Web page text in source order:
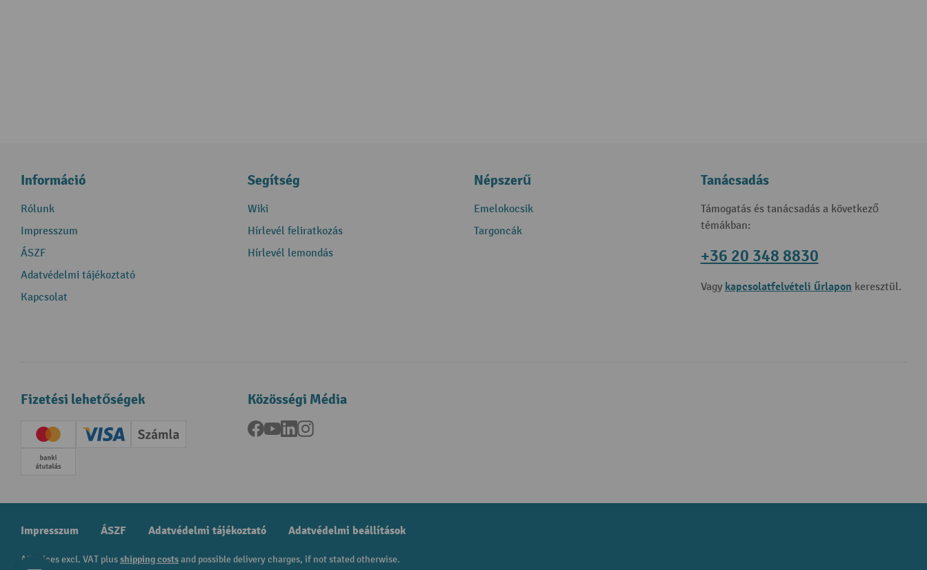
Információ
Rólunk
Impresszum
ÁSZF
Adatvédelmi tájékoztató
Kapcsolat
Segítség
Wiki
Hírlevél feliratkozás
Hírlevél lemondás
Népszerű
Emelokocsik
Targoncák
Tanácsadás
Támogatás és tanácsadás a következő
témákban:
+36 20 348 8830
Vagy kapcsolatfelvételi űrlapon keresztül.
Fizetési lehetőségek
Creditcard (Master)Creditcard (Visa)
Számla
Előrefizetés
Közösségi Média
Facebook
YouTubeLinkedInInstagram
Impresszum ÁSZF Adatvédelmi tájékoztató Adatvédelmi beállítások
All prices excl. VAT plusshipping costsand possible delivery charges, if not stated otherwise.